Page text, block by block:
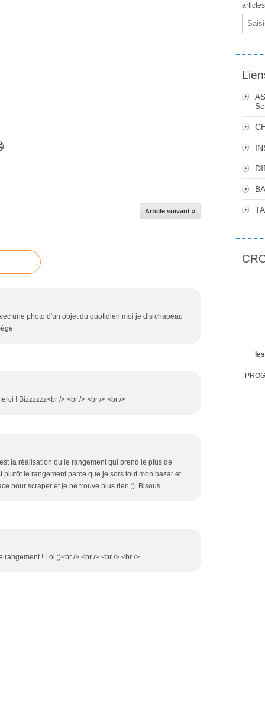
Article suivant »
une photo d'un objet du quotidien moi je dis chapeau
! Bizzzzzz<br /> <br /> <br /> <br />
la réalisation ou le rangement qui prend le plus de
plutôt le rangement parce que je sors tout mon bazar et
pour scraper et je ne trouve plus rien ;). Bisous
rangement ! Lol ;)<br /> <br /> <br /> <br />
Email